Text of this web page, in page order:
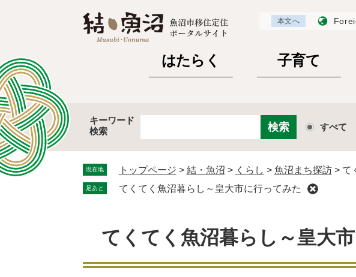
先
頭
で
す。
を
飛
ば
し
て
本
文
へ
本文へ
はたらく 子育て
キーワード
検索
ス
タ
ム
すべて
現在地 トップページ > 結・魚沼 > くらし > 魚沼まち探訪> て
足あと てくてく魚沼暮らし～皇大市に行ってみた
てくてく魚沼暮らし～皇大